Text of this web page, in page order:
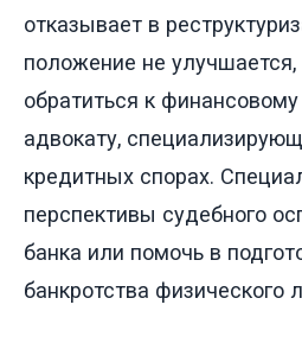
отказывает в
положение не
обратиться к
адвокату,
кредитных спорах.
перспективы судебного
банка или помочь в
банкротства физического